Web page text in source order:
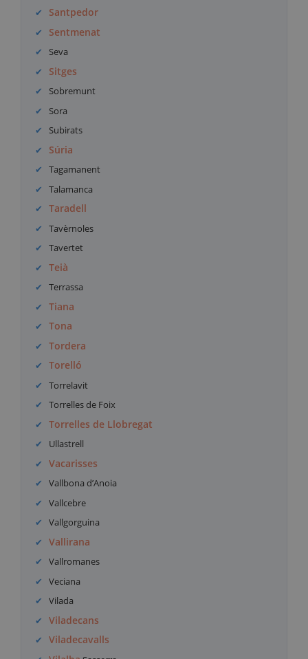
Santpedor
Sentmenat
Seva
Sitges
Sobremunt
Sora
Subirats
Súria
Tagamanent
Talamanca
Taradell
Tavèrnoles
Tavertet
Teià
Terrassa
Tiana
Tona
Tordera
Torelló
Torrelavit
Torrelles de Foix
Torrelles de Llobregat
Ullastrell
Vacarisses
Vallbona d’Anoia
Vallcebre
Vallgorguina
Vallirana
Vallromanes
Veciana
Vilada
Viladecans
Viladecavalls